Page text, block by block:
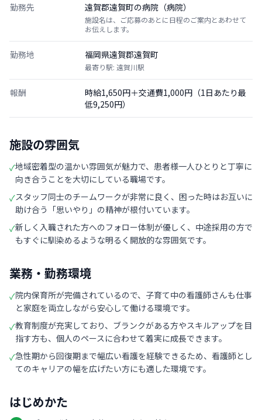
勤務先 遠賀郡遠賀町の病院（病院）
施設名は、ご応募のあとに日程のご案内とあわせて
お伝えします。
勤務地 福岡県遠賀郡遠賀町
最寄り駅: 遠賀川駅
報酬
時給1,650円＋交通費1,000円（1日あたり最
低9,250円）
施設の雰囲気
✓地域密着型の温かい雰囲気が魅力で、患者様一人ひとりと丁寧に
向き合うことを大切にしている職場です。
✓スタッフ同士のチームワークが非常に良く、困った時はお互いに
助け合う「思いやり」の精神が根付いています。
✓新しく入職された方へのフォロー体制が優しく、中途採用の方で
もすぐに馴染めるような明るく開放的な雰囲気です。
業務・勤務環境
✓院内保育所が完備されているので、子育て中の看護師さんも仕事
と家庭を両立しながら安心して働ける環境です。
✓教育制度が充実しており、ブランクがある方やスキルアップを目
指す方も、個人のペースに合わせて着実に成長できます。
✓急性期から回復期まで幅広い看護を経験できるため、看護師とし
てのキャリアの幅を広げたい方にも適した環境です。
はじめかた